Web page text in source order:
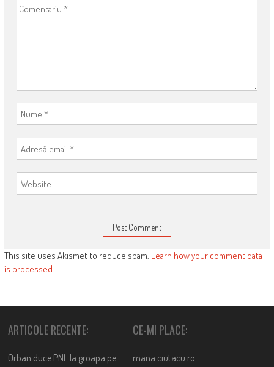
This site uses Akismet to reduce spam. Learn how your comment data
is processed.
ARTICOLE RECENTE:
Orban duce PNL la groapa pe
CE-MI PLACE:
mana.ciutacu.ro